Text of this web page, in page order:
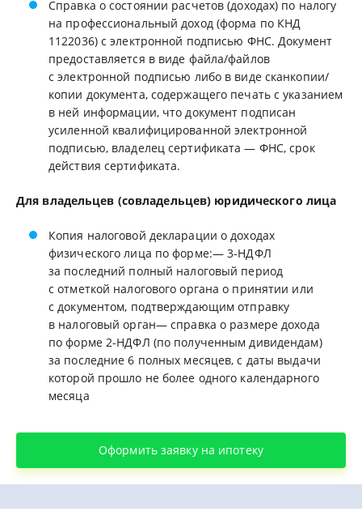
Справка о состоянии расчетов (доходах) по налогу
на профессиональный доход (форма по КНД
1122036) с электронной подписью ФНС. Документ
предоставляется в виде файла/файлов
с электронной подписью либо в виде сканкопии/
копии документа, содержащего печать с указанием
в ней информации, что документ подписан
усиленной квалифицированной электронной
подписью, владелец сертификата — ФНС, срок
действия сертификата.
Для владельцев (совладельцев) юридического лица
Копия налоговой декларации о доходах
физического лица по форме:— 3-НДФЛ
за последний полный налоговый период
с отметкой налогового органа о принятии или
с документом, подтверждающим отправку
в налоговый орган— справка о размере дохода
по форме 2-НДФЛ (по полученным дивидендам)
за последние 6 полных месяцев, с даты выдачи
которой прошло не более одного календарного
месяца
Оформить заявку на ипотеку